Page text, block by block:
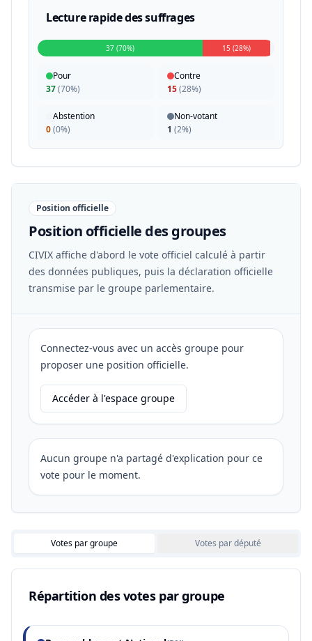
Lecture rapide des suffrages
37 (70%) 15 (28%)
Pour
37(70%)
Contre
15(28%)
Abstention
0(0%)
Non-votant
1 (2%)
Position officielle
Position officielle des groupes
CIVIX affiche d'abord le vote officiel calculé à partir
des données publiques, puis la déclaration officielle
transmise par le groupe parlementaire.
Connectez-vous avec un accès groupe pour
proposer une position officielle.
Accéder à l'espace groupe
Aucun groupe n'a partagé d'explication pour ce
vote pour le moment.
Votes par groupe Votes par député
Répartition des votes par groupe